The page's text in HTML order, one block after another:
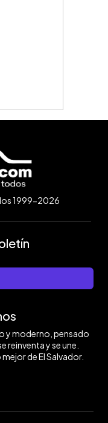
1999-2026
y moderno, pensado
reinventa y se une.
de El Salvador.